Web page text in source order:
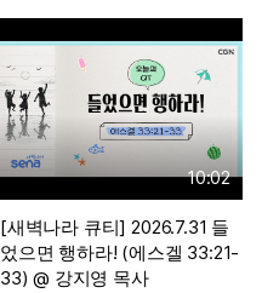
10:02
[새벽나라 큐티] 2026.7.31 들
었으면 행하라! (에스겔 33:21-
33) @ 강지영 목사